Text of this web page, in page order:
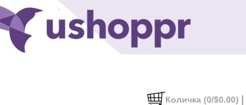
Количка (0/$0.00)